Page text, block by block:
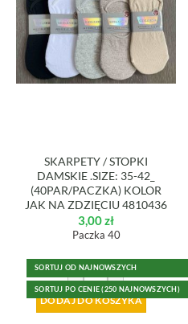
SKARPETY / STOPKI
DAMSKIE .SIZE: 35-42_
(40PAR/PACZKA) KOLOR
JAK NA ZDZIĘCIU 4810436
3,00zł
Paczka 40
- +
DODAJ DO KOSZYKA
SORTUJ OD NAJNOWSZYCH
SORTUJ PO CENIE (250 NAJNOWSZYCH)